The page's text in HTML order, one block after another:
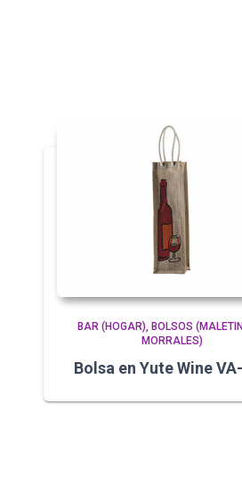
BAR (HOGAR) BOLSOS
MORRALES)
Bolsa en Yute Wine